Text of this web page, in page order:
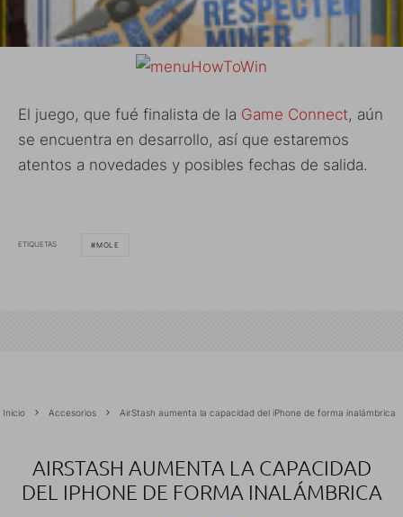
El juego, que fué finalista de la Game Connect, aún
se encuentra en desarrollo, así que estaremos
atentos a novedades y posibles fechas de salida.
ETIQUETAS MOLE
Inicio Accesorios AirStash aumenta la capacidad del iPhone de forma inalámbrica
AIRSTASH AUMENTA LA CAPACIDAD
DEL IPHONE DE FORMA INALÁMBRICA